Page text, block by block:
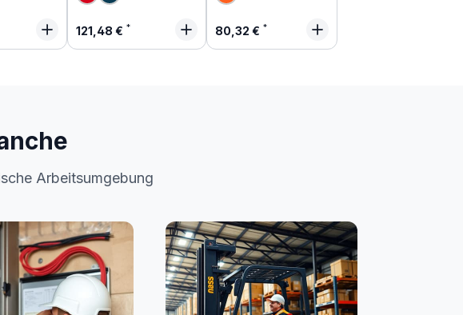
Regulärer Preis:
121,48 € Regulärer Preis:
80,32 €
Arbeitsumgebung